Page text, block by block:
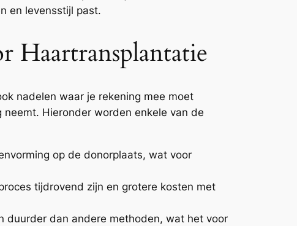
en levensstijl past.
Haartransplantatie
nadelen waar je rekening mee moet
Hieronder worden enkele van de
op de donorplaats, wat voor
tijdrovend zijn en grotere kosten met
duurder dan andere methoden, wat het voor